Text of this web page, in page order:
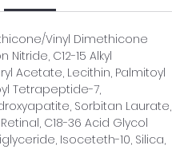
Vinyl Dimethicone
C12-15 Alkyl
Acetate, Lecithin, Palmitoyl
Tetrapeptide-7,
Sorbitan Laurate,
C18-36 Acid Glycol
Isoceteth-10, Silica,